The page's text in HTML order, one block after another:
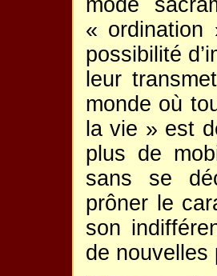
mode
« ordination
possibilité
leur
monde où
la vie » est
plus de
sans se
prôner le
son
de nouvelles